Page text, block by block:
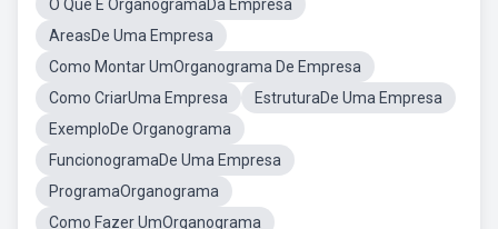
O Que É OrganogramaDa Empresa
AreasDe Uma Empresa
Como Montar UmOrganograma De Empresa
Como CriarUma Empresa
EstruturaDe Uma Empresa
ExemploDe Organograma
FuncionogramaDe Uma Empresa
ProgramaOrganograma
Como Fazer UmOrganograma